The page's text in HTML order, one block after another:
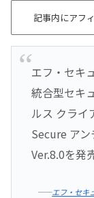
記事内にアフ
エフ・セキ
統合型セキ
ルス クライ
Secure アン
Ver.8.0を発
――エフ・セキ